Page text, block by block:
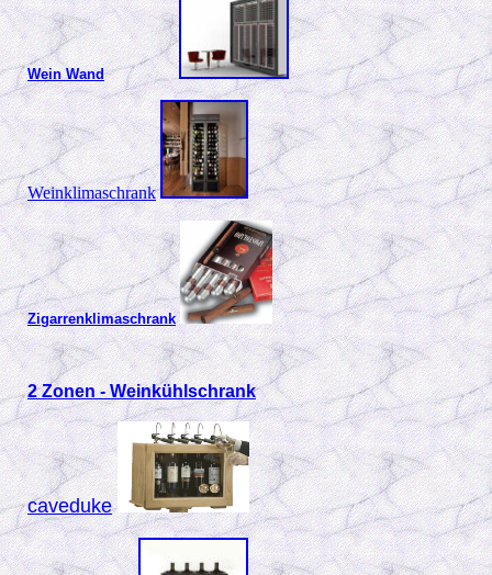
Wein Wand
Weinklimaschrank
Zigarrenklimaschrank
2 Zonen - Weinkühlschrank
caveduke